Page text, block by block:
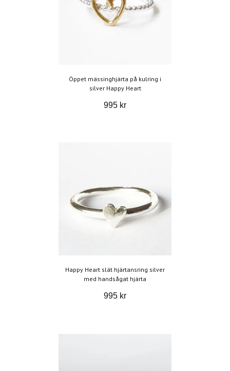
Öppet mässinghjärta på kulring i
silver Happy Heart
995 kr
Happy Heart slät hjärtansring silver
med handsågat hjärta
995 kr